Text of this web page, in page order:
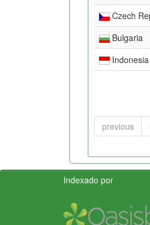
Czech
Bulgaria
Indonesia
previous
Indexado por